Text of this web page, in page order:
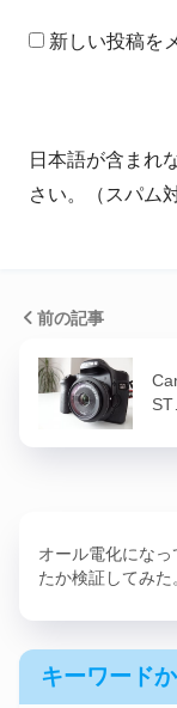
新しい投稿を
日本語が含まれ
さい。（スパム
前の記事
オール電化にな
たか検証してみた
キーワード